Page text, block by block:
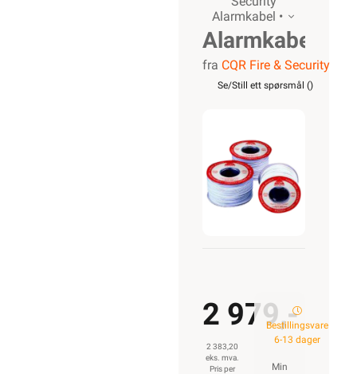
Alarmkabel •
Alarmkabel
skjermet,
fra CQR Fire & Security
Se/Still ett spørsmål ()
2 979,-
2 383,20
eks. mva.
Pris per
Bestillingsvare
6-13 dager
Min